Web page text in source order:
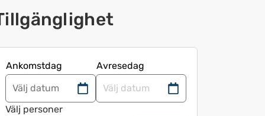
Ankomstdag
Avresedag
Navigera
framåt
Navigera
Välj personer